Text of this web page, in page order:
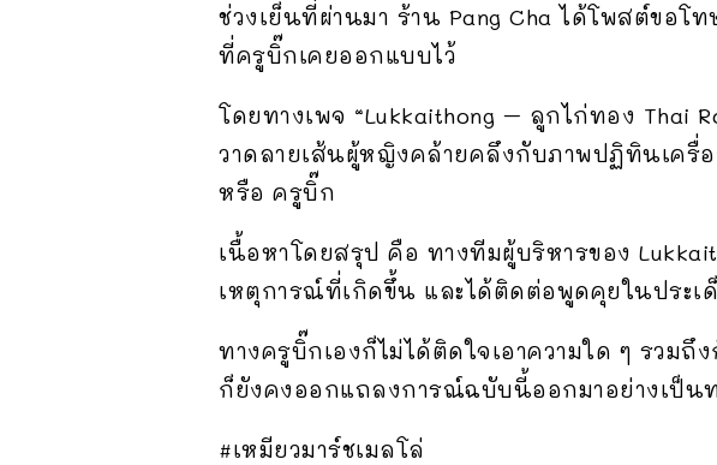
ช่วงเย็นที่ผ่านมา ร้าน Pang Cha ได้โพสต์ขอ
ที่ครูบิ๊กเคยออกแบบไว้
โดยทางเพจ “Lukkaithong – ลูกไก่ทอง Thai
วาดลายเส้นผู้หญิงคล้ายคลึงกับภาพปฏิทินเค
หรือ ครูบิ๊ก
เนื้อหาโดยสรุป คือ ทางทีมผู้บริหารของ
เหตุการณ์ที่เกิดขึ้น และได้ติดต่อพูดคุยในประ
ทางครูบิ๊กเองก็ไม่ได้ติดใจเอาความใด ๆ รวม
ก็ยังคงออกแถลงการณ์ฉบับนี้ออกมาอย่างเป็น
#เหมียวมาร์ชเมลโล่